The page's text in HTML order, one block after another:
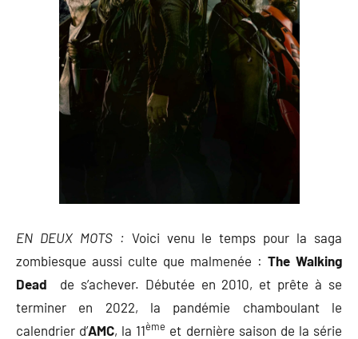
EN DEUX MOTS : Voici venu le temps pour la saga
zombiesque aussi culte que malmenée : The Walking
Dead de s’achever. Débutée en 2010, et prête à se
terminer en 2022, la pandémie chamboulant le
calendrier d’AMC, la 11ème et dernière saison de la série